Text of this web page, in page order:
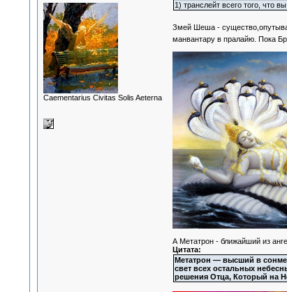
Сaementarius Civitas Solis Aeterna
1) транслейт всего того, что
Змей Шеша -
манвантару в пралайю. Пока
А Метатрон - ближайший из
Цитата:
Метатрон — высший в сонме
свет всех остальных
решения Отца, Который на